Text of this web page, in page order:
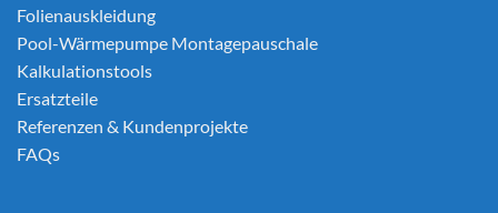
Folienauskleidung
Pool-Wärmepumpe Montagepauschale
Kalkulationstools
Ersatzteile
Referenzen & Kundenprojekte
FAQs